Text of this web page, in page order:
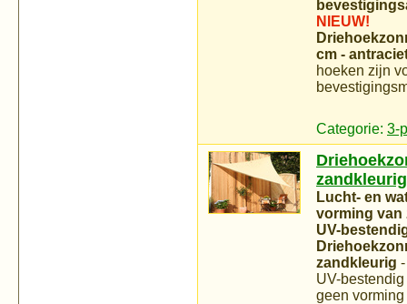
NIEUW!
cm -
hoeken zijn
Categorie: 3-
Lucht- en
vorming van
UV-
zandkleurig
UV-
geen